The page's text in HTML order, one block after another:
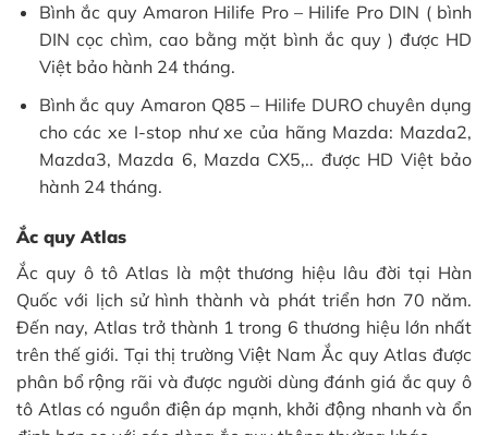
Bình ắc quy Amaron Hilife Pro – Hilife Pro DIN ( bình
DIN cọc chìm, cao bằng mặt bình ắc quy ) được HD
Việt bảo hành 24 tháng.
Bình ắc quy Amaron Q85 – Hilife DURO chuyên dụng
cho các xe I-stop như xe của hãng Mazda: Mazda2,
Mazda3, Mazda 6, Mazda CX5,.. được HD Việt bảo
hành 24 tháng.
Ắc quy Atlas
Ắc quy ô tô Atlas là một thương hiệu lâu đời tại Hàn
Quốc với lịch sử hình thành và phát triển hơn 70 năm.
Đến nay, Atlas trở thành 1 trong 6 thương hiệu lớn nhất
trên thế giới. Tại thị trường Việt Nam Ắc quy Atlas được
phân bổ rộng rãi và được người dùng đánh giá ắc quy ô
tô Atlas có nguồn điện áp mạnh, khởi động nhanh và ổn